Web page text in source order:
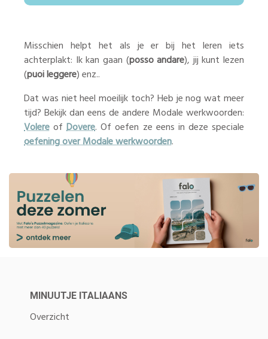
Misschien helpt het als je er bij het leren iets
achterplakt: Ik kan gaan (posso andare), jij kunt lezen
(puoi leggere) enz..
Dat was niet heel moeilijk toch? Heb je nog wat meer
tijd? Bekijk dan eens de andere Modale werkwoorden:
Volere ofDovere. Of oefen ze eens in deze speciale
oefening over Modale werkwoorden.
MINUUTJE ITALIAANS
Overzicht